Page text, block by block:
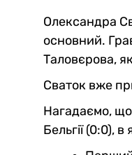
Олександра
основний.
Таловєрова,
Сваток вже
Нагадаємо,
Бельгії (0:0),